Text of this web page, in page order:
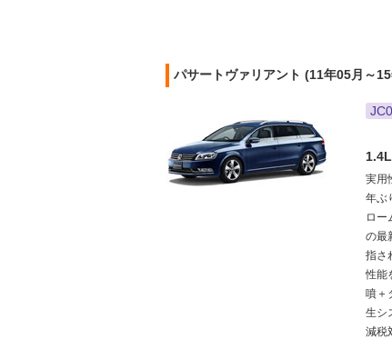
パサートヴァリアント (11年05月～
実用
年ぶ
ロー
の最
指さ
性能
噴＋
生シ
減税